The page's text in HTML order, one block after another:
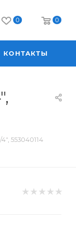
0 0
КОНТАКТЫ
553040114